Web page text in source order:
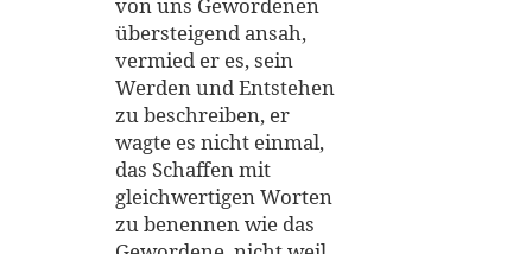
übersteigend ansah,
vermied er es, sein
Werden und Entstehen
zu beschreiben, er
wagte es nicht einmal,
das Schaffen mit
gleichwertigen Worten
zu benennen wie das